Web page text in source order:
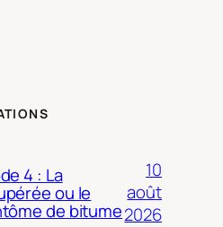
4 : La
ou le
de bitume
10
août
2026